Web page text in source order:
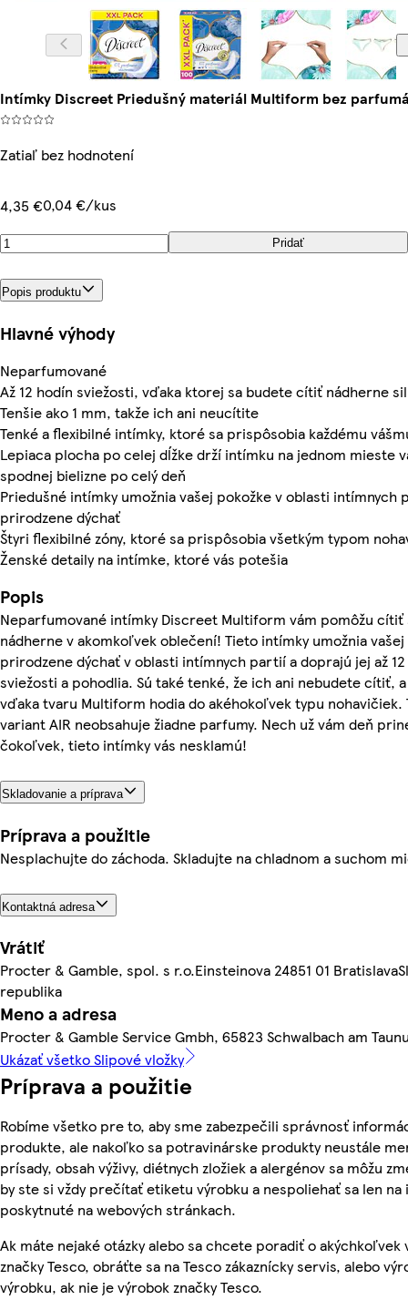
Intímky Discreet Priedušný materiál Multiform bez
Zatiaľ bez hodnotení
4,35 €0,04 €/kus
Pridať
Popis produktu
Hlavné výhody
Neparfumované
Až 12 hodín sviežosti, vďaka ktorej sa budete cítiť nádherne
Tenšie ako 1 mm, takže ich ani neucítite
Tenké a flexibilné intímky, ktoré sa prispôsobia každému
Lepiaca plocha po celej dĺžke drží intímku na jednom mieste
spodnej bielizne po celý deň
Priedušné intímky umožnia vašej pokožke v oblasti intímnych
prirodzene dýchať
Štyri flexibilné zóny, ktoré sa prispôsobia všetkým typom
Ženské detaily na intímke, ktoré vás potešia
Popis
Neparfumované intímky Discreet Multiform vám pomôžu cítiť
nádherne v akomkoľvek oblečení! Tieto intímky umožnia
prirodzene dýchať v oblasti intímnych partií a doprajú jej až
sviežosti a pohodlia. Sú také tenké, že ich ani nebudete cítiť, a
vďaka tvaru Multiform hodia do akéhokoľvek typu nohavičiek.
variant AIR neobsahuje žiadne parfumy. Nech už vám deň
čokoľvek, tieto intímky vás nesklamú!
Skladovanie a príprava
Príprava a použitie
Nesplachujte do záchoda. Skladujte na chladnom a suchom
Kontaktná adresa
Vrátiť
Procter & Gamble, spol. s r.o.Einsteinova 24851 01
republika
Meno a adresa
Procter & Gamble Service Gmbh, 65823 Schwalbach am
Ukázať všetko Slipové vložky
Príprava a použitie
Robíme všetko pre to, aby sme zabezpečili správnosť
produkte, ale nakoľko sa potravinárske produkty neustále
prísady, obsah výživy, diétnych zložiek a alergénov sa môžu
by ste si vždy prečítať etiketu výrobku a nespoliehať sa len
poskytnuté na webových stránkach.
Ak máte nejaké otázky alebo sa chcete poradiť o akýchkoľvek
značky Tesco, obráťte sa na Tesco zákaznícky servis, alebo
výrobku, ak nie je výrobok značky Tesco.